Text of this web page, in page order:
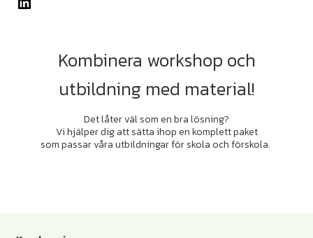
Kombinera workshop och
utbildning med material!
Det låter väl som en bra lösning?
Vi hjälper dig att sätta ihop en komplett paket
som passar våra utbildningar för skola och förskola.